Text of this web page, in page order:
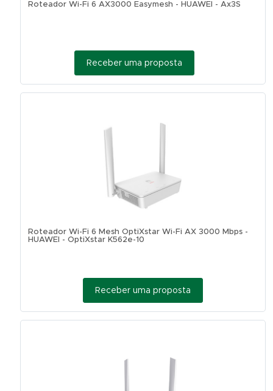
Roteador Wi-Fi 6 AX3000 Easymesh - HUAWEI - Ax3S
Receber uma proposta
Roteador Wi-Fi 6 Mesh OptiXstar Wi-Fi AX 3000 Mbps -
HUAWEI - OptiXstar K562e-10
Receber uma proposta